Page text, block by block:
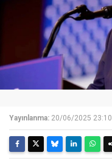
Yayınlanma: 20/06/2025 23:10